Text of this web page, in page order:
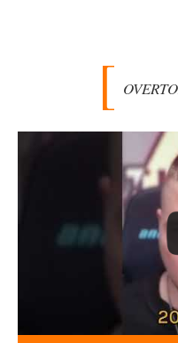
Die Macht der KI-Besitzer
This is what we get: Gates
Erschaffung synthetischer
vor 1 Stunde
Rechts- oder Linksträger?
Schafft man es nichtmal mehr
eben mittels Modebeiträgen
vor 1 Stunde
Ein Bild der
Ich bin glücklich Deine Worte
Neben Gandhi muss…